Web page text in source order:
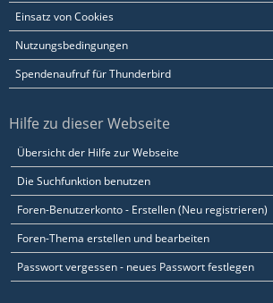
Einsatz von Cookies
Nutzungsbedingungen
Spendenaufruf für Thunderbird
Hilfe zu dieser Webseite
Übersicht der Hilfe zur Webseite
Die Suchfunktion benutzen
Foren-Benutzerkonto - Erstellen (Neu registrieren)
Foren-Thema erstellen und bearbeiten
Passwort vergessen - neues Passwort festlegen